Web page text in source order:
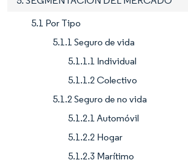
5.1 Por Tipo
5.1.1 Seguro de vida
5.1.1.1 Individual
5.1.1.2 Colectivo
5.1.2 Seguro de no vida
5.1.2.1 Automóvil
5.1.2.2 Hogar
5.1.2.3 Marítimo